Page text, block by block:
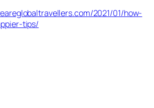
2021/01/how-
tips/